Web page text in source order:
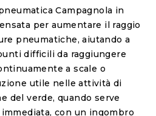
Campagnola in
per aumentare il raggio
pneumatiche, aiutando a
difficili da raggiungere
a scale o
utile nelle attività di
del verde, quando serve
con un ingombro